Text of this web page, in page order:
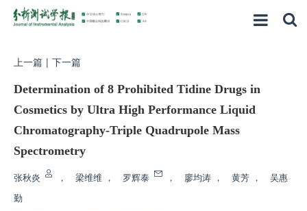
上一篇 | 下一篇
Determination of 8 Prohibited Tidine Drugs in
Cosmetics by Ultra High Performance Liquid
Chromatography-Triple Quadrupole Mass
Spectrometry
张秋炎 ， 梁维维 ， 罗辉泰 ， 廖均涛 ， 黄芳 ，
吴惠
勤